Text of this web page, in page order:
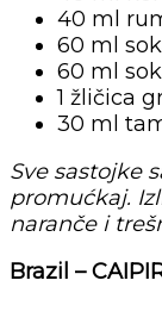
40 ml
60 ml
60 ml
1 žličica
30 ml
Sve sastojke
promućkaj.
naranče i
Brazil –